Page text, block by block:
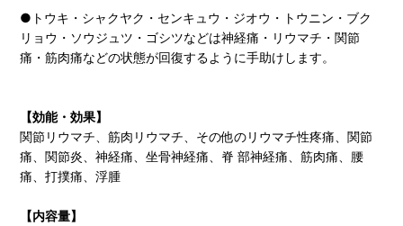
●トウキ・シャクヤク・センキュウ・ジオウ・トウニン・ブク
リョウ・ソウジュツ・ゴシツなどは神経痛・リウマチ・関節
痛・筋肉痛などの状態が回復するように手助けします。
【効能・効果】
関節リウマチ、筋肉リウマチ、その他のリウマチ性疼痛、関節
痛、関節炎、神経痛、坐骨神経痛、脊 部神経痛、筋肉痛、腰
痛、打撲痛、浮腫
【内容量】